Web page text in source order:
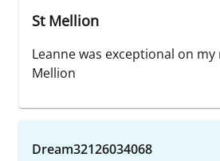
St Mellion
Leanne was exceptional on
Mellion
Dream32126034068